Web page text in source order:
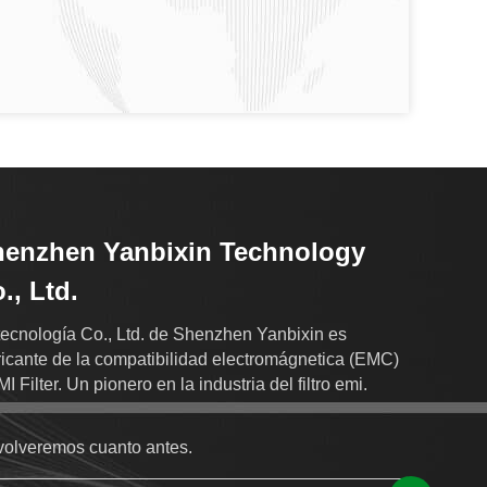
Yanbixin Technology
Ltd.
Co., Ltd. de Shenzhen Yanbixin es
de la compatibilidad electromágnetica (EMC)
Filter. Un pionero en la industria del filtro emi.
cuanto antes.